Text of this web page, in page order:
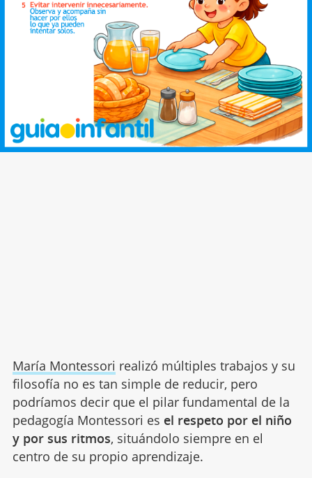
María Montessori realizó múltiples trabajos y su
filosofía no es tan simple de reducir, pero
podríamos decir que el pilar fundamental de la
pedagogía Montessori es el respeto por el niño
y por sus ritmos, situándolo siempre en el
centro de su propio aprendizaje.